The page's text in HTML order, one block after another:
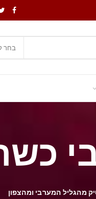
בחר
מהגליל המערבי ומהצפון